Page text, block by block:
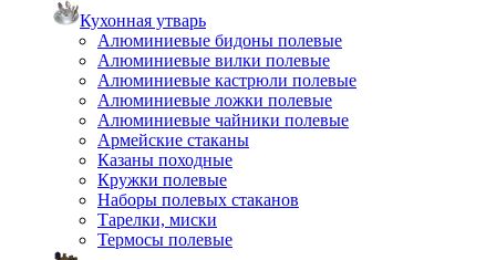
Кухонная утварь
Алюминиевые бидоны полевые
Алюминиевые вилки полевые
Алюминиевые кастрюли полевые
Алюминиевые ложки полевые
Алюминиевые чайники полевые
Армейские стаканы
Казаны походные
Кружки полевые
Наборы полевых стаканов
Тарелки, миски
Термосы полевые